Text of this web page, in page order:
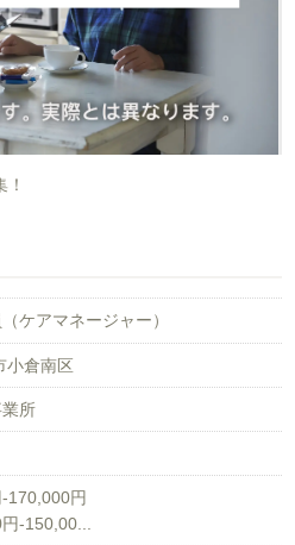
ケアマネージャー）
小倉南区
所
170,000円
-150,00...